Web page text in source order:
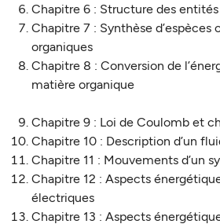
Chapitre 6 : Structure des
Chapitre 7 : Synthèse d’espèces
organiques
Chapitre 8 : Conversion de
matière organique
Chapitre 9 : Loi de Coulomb et
Chapitre 10 : Description d’un
Chapitre 11 : Mouvements d’un
Chapitre 12 : Aspects
électriques
Chapitre 13 : Aspects